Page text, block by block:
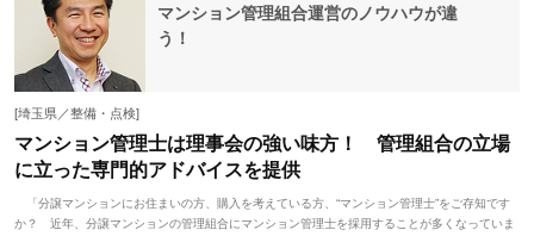
マンション管理組合運営のノウハウが違
う！
[埼玉県／整備・点検]
マンション管理士は理事会の強い味方！ 管理組合の立場
に立った専門的アドバイスを提供
「分譲マンションにお住まいの方、購入を考えている方、“マンション管理士”をご存知です
か？ 近年、分譲マンションの管理組合にマンション管理士を採用することが多くなっていま